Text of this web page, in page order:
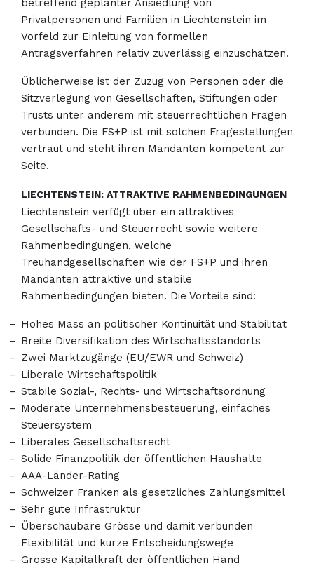
betreffend geplanter Ansiedlung von
Privatpersonen und Familien in Liechtenstein im
Vorfeld zur Einleitung von formellen
Antragsverfahren relativ zuverlässig einzuschätzen.
Üblicherweise ist der Zuzug von Personen oder die
Sitzverlegung von Gesellschaften, Stiftungen oder
Trusts unter anderem mit steuerrechtlichen Fragen
verbunden. Die FS+P ist mit solchen Fragestellungen
vertraut und steht ihren Mandanten kompetent zur
Seite.
LIECHTENSTEIN: ATTRAKTIVE RAHMENBEDINGUNGEN
Liechtenstein verfügt über ein attraktives
Gesellschafts- und Steuerrecht sowie weitere
Rahmenbedingungen, welche
Treuhandgesellschaften wie der FS+P und ihren
Mandanten attraktive und stabile
Rahmenbedingungen bieten. Die Vorteile sind:
Hohes Mass an politischer Kontinuität und Stabilität
Breite Diversifikation des Wirtschaftsstandorts
Zwei Marktzugänge (EU/EWR und Schweiz)
Liberale Wirtschaftspolitik
Stabile Sozial-, Rechts- und Wirtschaftsordnung
Moderate Unternehmensbesteuerung, einfaches
Steuersystem
Liberales Gesellschaftsrecht
Solide Finanzpolitik der öffentlichen Haushalte
AAA-Länder-Rating
Schweizer Franken als gesetzliches Zahlungsmittel
Sehr gute Infrastruktur
Überschaubare Grösse und damit verbunden
Flexibilität und kurze Entscheidungswege
Grosse Kapitalkraft der öffentlichen Hand